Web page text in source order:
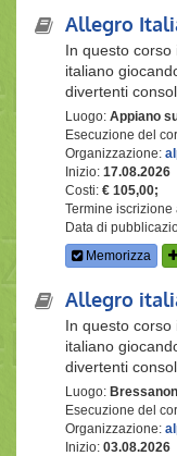
Allegro
In questo
italiano
divertenti
Luogo: Appiano
Esecuzione del
Organizzazione:
Inizio: 17.08.2026
Costi: € 105,00;
Termine iscrizione
Data di
Memorizza
Allegro
In questo
italiano
divertenti
Luogo:
Esecuzione del
Organizzazione:
Inizio: 03.08.2026